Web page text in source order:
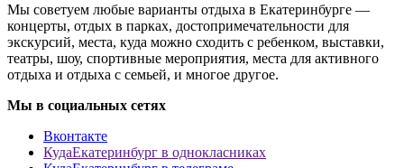
Мы советуем любые варианты отдыха в Екатеринбурге —
концерты, отдых в парках, достопримечательности для
экскурсий, места, куда можно сходить с ребенком, выставки,
театры, шоу, спортивные мероприятия, места для активного
отдыха и отдыха с семьей, и многое другое.
Мы в социальных сетях
Вконтакте
КудаЕкатеринбург в однокласниках